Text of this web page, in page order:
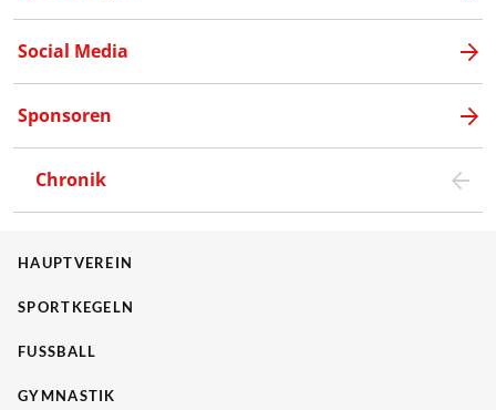
Social Media
Sponsoren
Chronik
HAUPTVEREIN
SPORTKEGELN
FUSSBALL
GYMNASTIK